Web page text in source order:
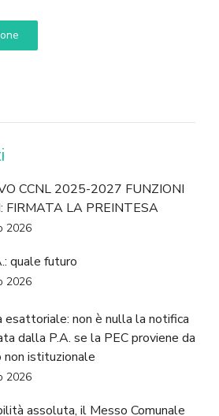
CCNL 2025-2027 FUNZIONI
FIRMATA LA PREINTESA
2026
quale futuro
2026
esattoriale: non è nulla la notifica
dalla P.A. se la PEC proviene da
non istituzionale
2026
assoluta, il Messo Comunale